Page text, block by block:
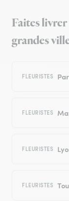
Faites livrer
grandes
FLEURISTES
FLEURISTES
FLEURISTES
FLEURISTES